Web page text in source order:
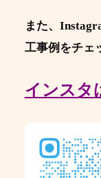
また、
工事例をチェ
インスタ